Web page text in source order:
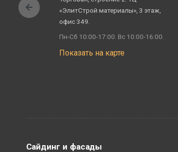
«ЭлитСтрой материалы», 3 этаж,
офис 349.
Пн-Сб 10:00-17:00. Вс 10:00-16:00.
Показать на карте
Сайдинг и фасады